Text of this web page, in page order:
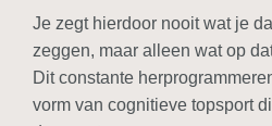
Je zegt hierdoor nooit wat je
zeggen, maar alleen wat op
Dit constante
vorm van cognitieve topsport